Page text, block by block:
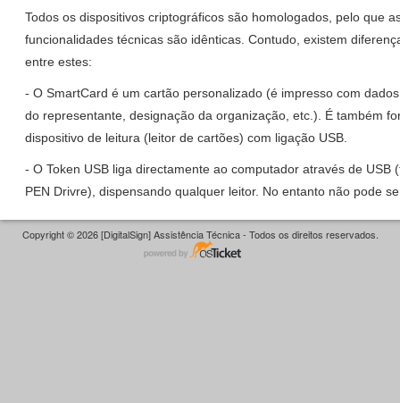
Todos os dispositivos criptográficos são homologados, pelo que
funcionalidades técnicas são idênticas. Contudo, existem
entre estes:
- O SmartCard é um cartão personalizado (é impresso com
do representante, designação da organização, etc.). É também
dispositivo de leitura (leitor de cartões) com ligação USB.
- O Token USB liga directamente ao computador através de USB
PEN Drivre), dispensando qualquer leitor. No entanto não pode
Copyright © 2026 [DigitalSign] Assistência Técnica - Todos os direitos reservados.